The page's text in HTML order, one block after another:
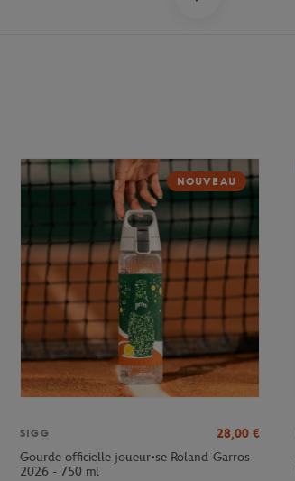
NOUVEAU
SIGG 28,00 €
Gourde officielle joueur•se Roland-Garros
2026 - 750 ml